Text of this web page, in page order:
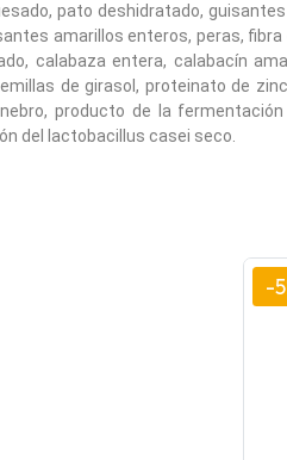
pato deshidratado,
amarillos enteros, peras,
calabaza entera, calabacín
de girasol, proteinato de
producto de la
del lactobacillus casei seco.
-